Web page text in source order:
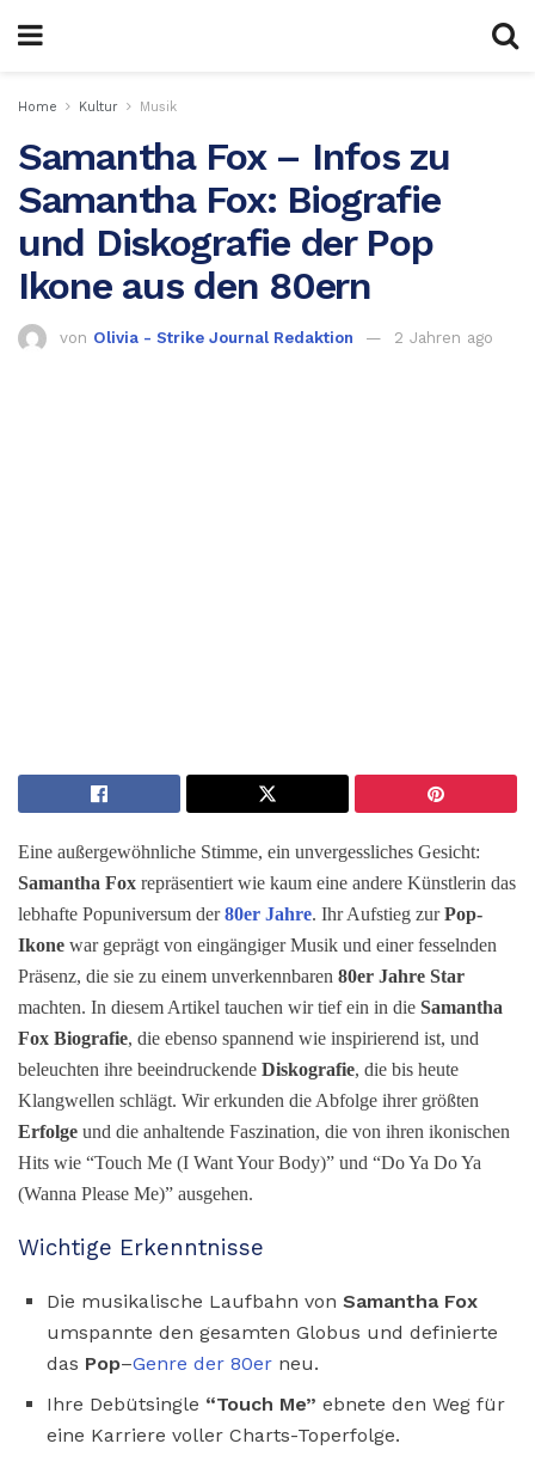
Home Kultur Musik
Samantha Fox – Infos zu
Samantha Fox: Biografie
und Diskografie der Pop
Ikone aus den 80ern
von Olivia - Strike Journal Redaktion 2 Jahren ago
Eine außergewöhnliche Stimme, ein unvergessliches Gesicht:
Samantha Fox repräsentiert wie kaum eine andere Künstlerin das
lebhafte Popuniversum der80er Jahre. Ihr Aufstieg zurPop-
Ikone war geprägt von eingängiger Musik und einer fesselnden
Präsenz, die sie zu einem unverkennbaren 80er Jahre Star
machten. In diesem Artikel tauchen wir tief ein in die Samantha
Fox Biografie, die ebenso spannend wie inspirierend ist, und
beleuchten ihre beeindruckende Diskografie, die bis heute
Klangwellen schlägt. Wir erkunden die Abfolge ihrer größten
Erfolge und die anhaltende Faszination, die von ihren ikonischen
Hits wie “Touch Me (I Want Your Body)” und “Do Ya Do Ya
(Wanna Please Me)” ausgehen.
Wichtige Erkenntnisse
Die musikalische Laufbahn von Samantha Fox
umspannte den gesamten Globus und definierte
das Pop–Genre der 80er neu.
Ihre Debütsingle “Touch Me” ebnete den Weg für
eine Karriere voller Charts-Toperfolge.